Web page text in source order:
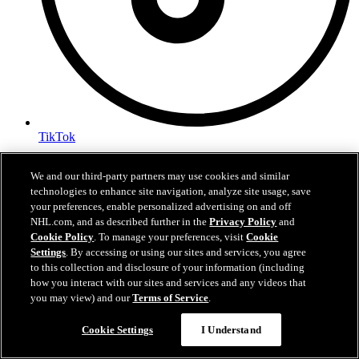
TikTok
Política de privacidad
Política Sobre Cookies
Configuración de cookies
We and our third-party partners may use cookies and similar
technologies to enhance site navigation, analyze site usage, save
your preferences, enable personalized advertising on and off
NHL.com, and as described further in thePrivacy Policy and
Cookie Policy. To manage your preferences, visitCookie
Settings. By accessing or using our sites and services, you agree
to this collection and disclosure of your information (including
how you interact with our sites and services and any videos that
you may view) and ourTerms of Service.
Cookie Settings I Understand